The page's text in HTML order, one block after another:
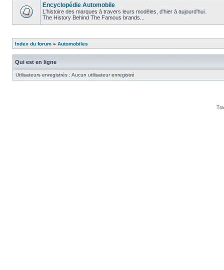
Encyclopédie Automobile
L'histoire des marques à travers leurs modèles, d'hier à aujourd'hui.
The History Behind The Famous brands...
Index du forum » Automobiles
Qui est en ligne
Utilisateurs enregistrés : Aucun utilisateur enregistré